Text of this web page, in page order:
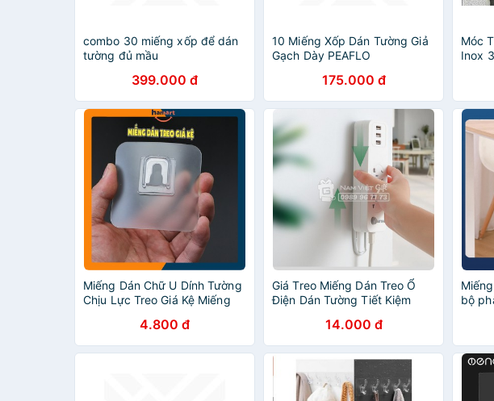
combo 30 miếng xốp để dán
tường đủ mầu
399.000 đ
10 Miếng Xốp Dán Tường Giả
Gạch Dày PEAFLO
175.000 đ
Móc
Inox
Miếng Dán Chữ U Dính Tường
Chịu Lực Treo Giá Kệ Miếng
4.800 đ
Giá Treo Miếng Dán Treo Ổ
Điện Dán Tường Tiết Kiệm
14.000 đ
bộ